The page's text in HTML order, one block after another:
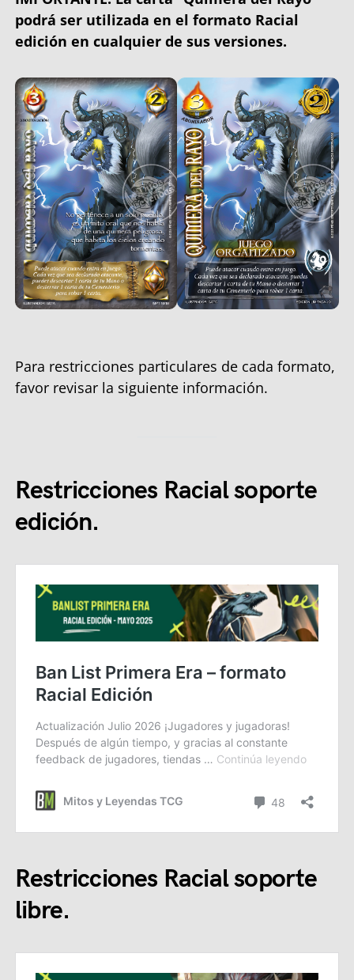
podrá ser utilizada en el formato Racial
edición en cualquier de sus versiones.
Para restricciones particulares de cada formato,
favor revisar la siguiente información.
Restricciones Racial soporte
edición.
Restricciones Racial soporte
libre.